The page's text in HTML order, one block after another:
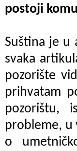
postoji
Suština je u
svaka
pozorište
prihvatam
pozorištu,
probleme, u
o